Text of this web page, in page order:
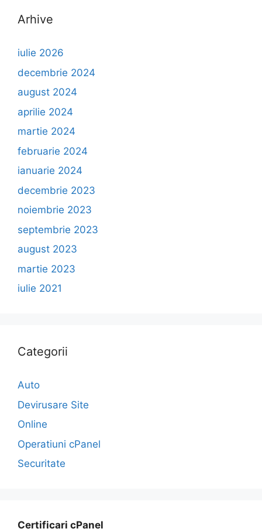
Arhive
iulie 2026
decembrie 2024
august 2024
aprilie 2024
martie 2024
februarie 2024
ianuarie 2024
decembrie 2023
noiembrie 2023
septembrie 2023
august 2023
martie 2023
iulie 2021
Categorii
Auto
Devirusare Site
Online
Operatiuni cPanel
Securitate
Certificari cPanel